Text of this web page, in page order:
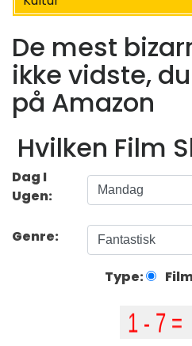
De mest
ikke vidste,
på Amazon
Hvilken Film
Dag I
Ugen:
Genre:
Type: